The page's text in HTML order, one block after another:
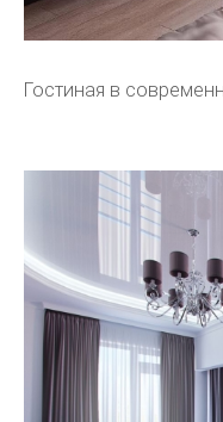
Гостиная в